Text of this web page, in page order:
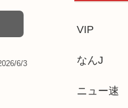
6/3
VIP
なんJ
ニュー速